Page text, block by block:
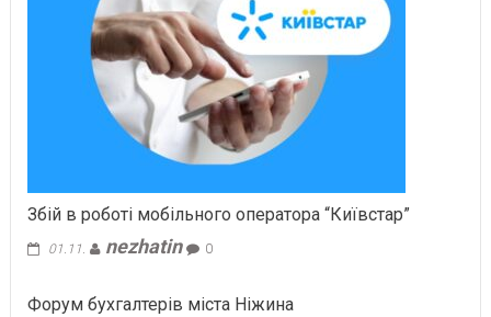
Збій в роботі мобільного оператора “Київстар”
01.11. nezhatin 0
Форум бухгалтерів міста Ніжина